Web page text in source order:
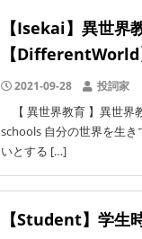
【Isekai】異世界
【DifferentWorld
2021-09-28 投詞家
【 異世界教育 】異世界
schools 自分の世界を生
いとする […]
【Student】学生